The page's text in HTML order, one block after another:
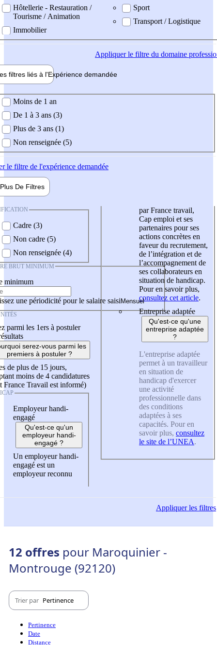
Hôtellerie - Restauration /
Tourisme / Animation
Immobilier
Sport
Transport / Logistique
Appliquerle filtre du domaine
filtres liés à l'Expérience demandée
demandée
Moins de 1 an
De 1 à 3 ans (3)
Plus de 3 ans (1)
Non renseignée (5)
le filtre de l'expérience demandée
Plus De Filtres
Cadre (3)
Non cadre (5)
Non renseignée (4)
BRUT MINIMUM
minimum
une périodicité pour le salaire saisi
parmi les 1ers à postuler
serez-vous parmi les
premiers à postuler ?
de plus de 15 jours,
moins de 4 candidatures
France Travail est informé)
Employeur handi-
engagé
Qu'est-ce qu'un
employeur handi-
engagé ?
Un employeur handi-
engagé est un
employeur reconnu
par France travail,
Cap emploi et ses
partenaires pour ses
actions concrètes en
faveur du recrutement,
de l’intégration et de
l’accompagnement de
ses collaborateurs en
situation de handicap.
Pour en savoir plus,
consultez cet article.
Entreprise adaptée
Qu'est-ce qu'une
entreprise adaptée
?
L'entreprise adaptée
permet à un travailleur
en situation de
handicap d'exercer
une activité
professionnelle dans
des conditions
adaptées à ses
capacités. Pour en
savoir plus, consultez
le site de l’UNEA.
Appliquerles filtres
12 offres pour Maroquinier -
Montrouge (92120)
Trier par Pertinence
Pertinence
Date
Distance